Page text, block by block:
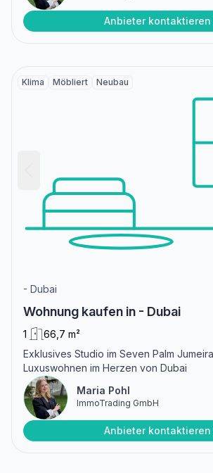
Anbieter kontaktieren
Klima Möbliert Neubau
- Dubai
Wohnung kaufen in - Dubai
1
66,7 m²
Exklusives Studio im Seven Palm
Luxuswohnen im Herzen von Dubai
Maria Pohl
ImmoTrading GmbH
Anbieter kontaktieren